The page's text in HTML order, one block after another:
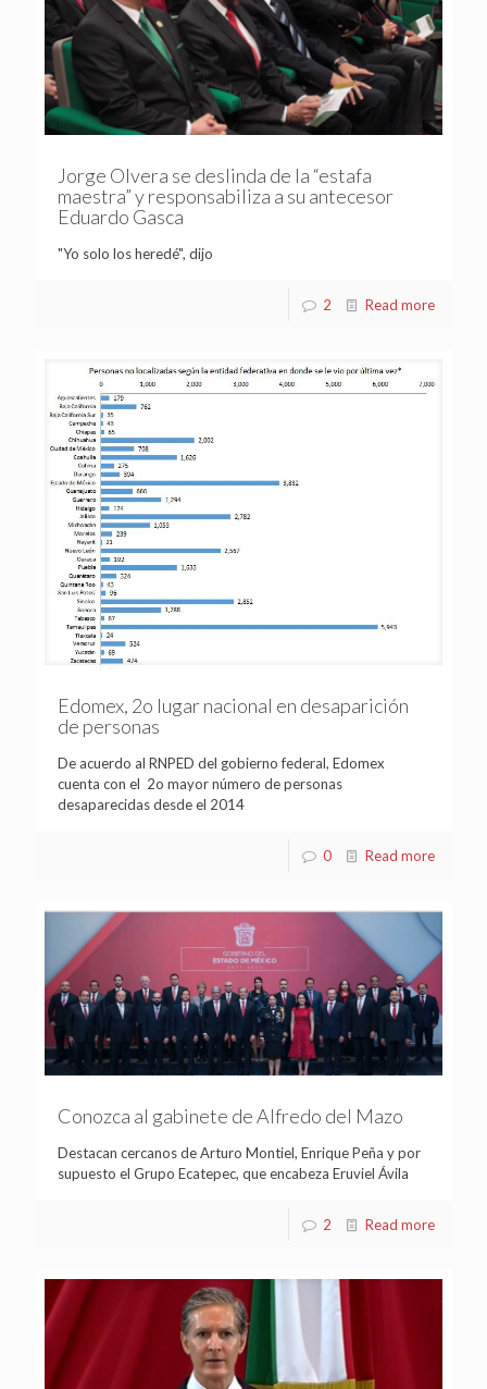
Jorge Olvera se deslinda de la “estafa
maestra” y responsabiliza a su antecesor
Eduardo Gasca
"Yo solo los heredé", dijo
2 Read more
Edomex, 2o lugar nacional en desaparición
de personas
De acuerdo al RNPED del gobierno federal, Edomex
cuenta con el 2o mayor número de personas
desaparecidas desde el 2014
0 Read more
Conozca al gabinete de Alfredo del Mazo
Destacan cercanos de Arturo Montiel, Enrique Peña y por
supuesto el Grupo Ecatepec, que encabeza Eruviel Ávila
2 Read more